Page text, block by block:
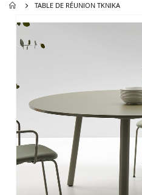
TABLE DE RÉUNION TKNIKA
la
fin
galerie
d’images